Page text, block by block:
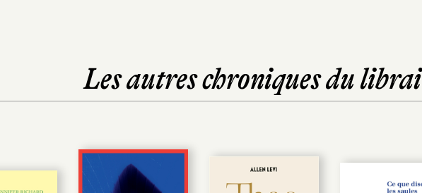
Les autres chroniques du